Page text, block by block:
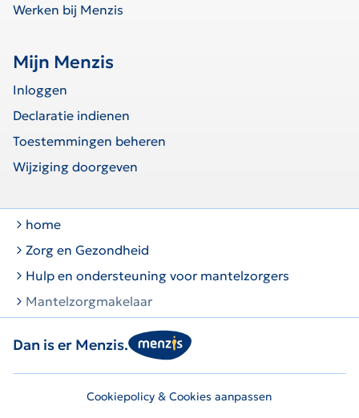
Werken bij Menzis
Mijn Menzis
Inloggen
Declaratie indienen
Toestemmingen beheren
Wijziging doorgeven
home
Zorg en Gezondheid
Hulp en ondersteuning voor mantelzorgers
Mantelzorgmakelaar
Dan is er Menzis.
Cookiepolicy & Cookies aanpassen